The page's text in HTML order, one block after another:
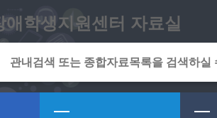
학생지원센터 자료실